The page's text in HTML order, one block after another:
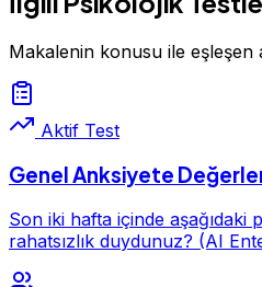
Makalenin konusu ile eşleşen
Aktif Test
Genel Anksiyete
Son iki hafta içinde aşağıdaki
rahatsızlık duydunuz? (AI